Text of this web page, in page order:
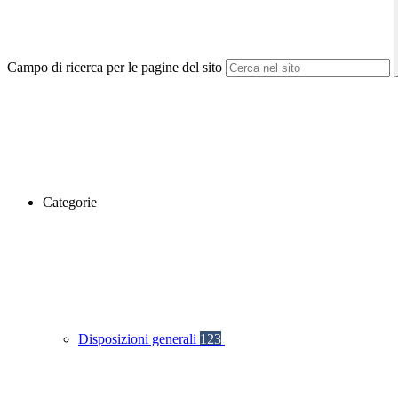
Campo di ricerca per le pagine del sito
Categorie
Disposizioni generali 123